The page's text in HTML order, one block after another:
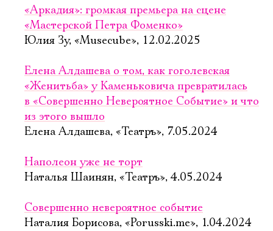
«Аркадия»: громкая премьера на сцене
«Мастерской Петра Фоменко»
Юлия Зу, «Musecube», 12.02.2025
Елена Алдашева о том, как гоголевская
«Женитьба» у Каменьковича превратилась
в «Совершенно Невероятное Событие» и что
из этого вышло
Елена Алдашева, «Театръ», 7.05.2024
Наполеон уже не торт
Наталья Шаинян, «Театръ», 4.05.2024
Совершенно невероятное событие
Наталия Борисова, «Porusski.me», 1.04.2024